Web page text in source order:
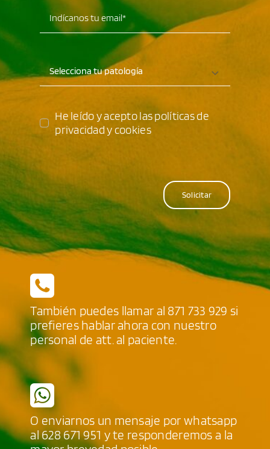
He leído y acepto las políticas de
privacidad y cookies
Solicitar
También puedes llamar al 871 733 929 si
prefieres hablar ahora con nuestro
personal de att. al paciente.
O enviarnos un mensaje por whatsapp
al628 671 951 y te responderemos a la